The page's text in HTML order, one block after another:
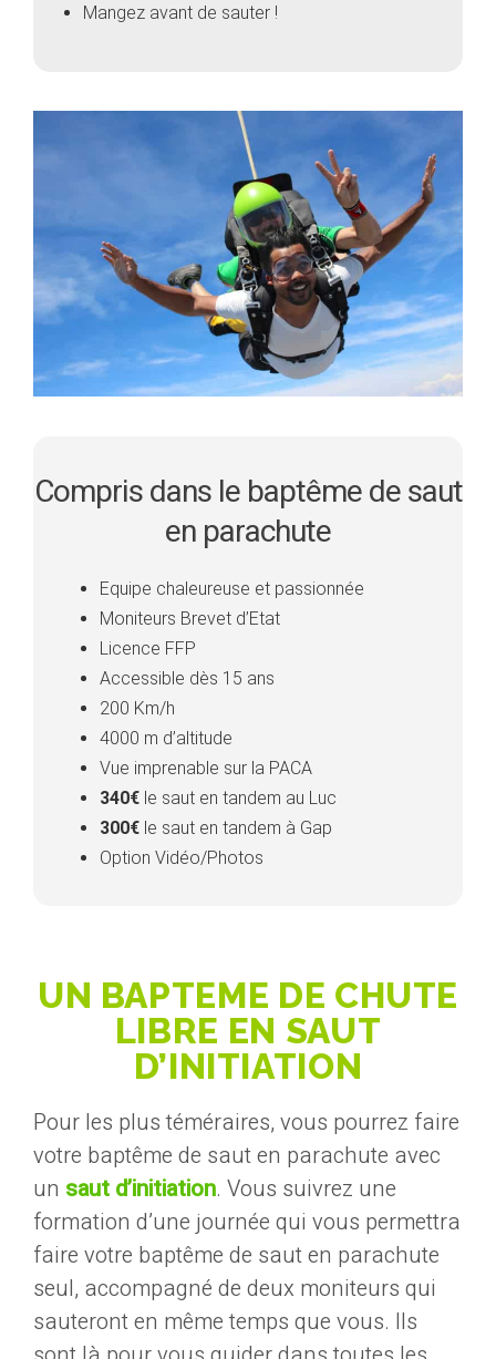
Mangez avant de sauter !
Compris dans le baptême de saut
en parachute
Equipe chaleureuse et passionnée
Moniteurs Brevet d’Etat
Licence FFP
Accessible dès 15 ans
200 Km/h
4000 m d’altitude
Vue imprenable sur la PACA
340€ le saut en tandem au Luc
300€ le saut en tandem à Gap
Option Vidéo/Photos
UN BAPTEME DE CHUTE
LIBRE EN SAUT
D’INITIATION
Pour les plus téméraires, vous pourrez faire
votre baptême de saut en parachute avec
un saut d’initiation. Vous suivrez une
formation d’une journée qui vous permettra
faire votre baptême de saut en parachute
seul, accompagné de deux moniteurs qui
sauteront en même temps que vous. Ils